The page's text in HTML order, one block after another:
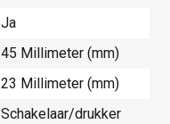
Ja
45 Millimeter (mm)
23 Millimeter (mm)
Schakelaar/drukker